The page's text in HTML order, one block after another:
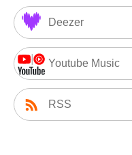
Deezer
Youtube Music
RSS